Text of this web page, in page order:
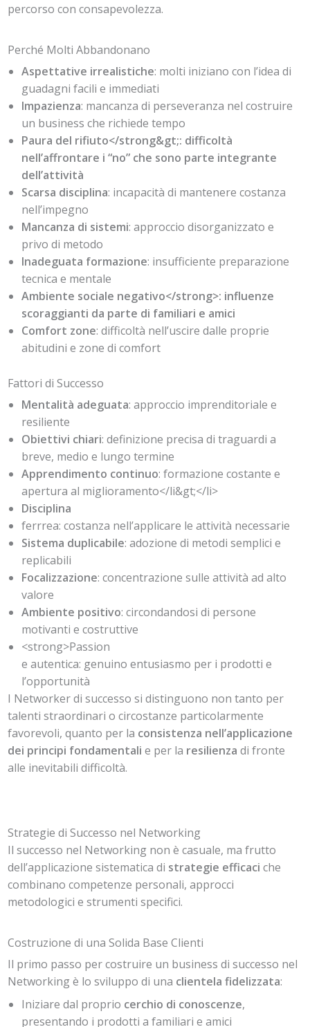
percorso con consapevolezza.
Perché Molti Abbandonano
Aspettative irrealistiche: molti iniziano con l’idea di
guadagni facili e immediati
Impazienza: mancanza di perseveranza nel costruire
un business che richiede tempo
Paura del rifiuto</strong&gt;: difficoltà
nell’affrontare i “no” che sono parte integrante
dell’attività
Scarsa disciplina: incapacità di mantenere costanza
nell’impegno
Mancanza di sistemi: approccio disorganizzato e
privo di metodo
Inadeguata formazione: insufficiente preparazione
tecnica e mentale
Ambiente sociale negativo</strong>: influenze
scoraggianti da parte di familiari e amici
Comfort zone: difficoltà nell’uscire dalle proprie
abitudini e zone di comfort
Fattori di Successo
Mentalità adeguata: approccio imprenditoriale e
resiliente
Obiettivi chiari: definizione precisa di traguardi a
breve, medio e lungo termine
Apprendimento continuo: formazione costante e
apertura al miglioramento</li&gt;</li>
Disciplina
ferrrea: costanza nell’applicare le attività necessarie
Sistema duplicabile: adozione di metodi semplici e
replicabili
Focalizzazione: concentrazione sulle attività ad alto
valore
Ambiente positivo: circondandosi di persone
motivanti e costruttive
<strong>Passion
e autentica: genuino entusiasmo per i prodotti e
l’opportunità
I Networker di successo si distinguono non tanto per
talenti straordinari o circostanze particolarmente
favorevoli, quanto per la consistenza nell’applicazione
dei principi fondamentali e per la resilienza di fronte
alle inevitabili difficoltà.
Strategie di Successo nel Networking
Il successo nel Networking non è casuale, ma frutto
dell’applicazione sistematica di strategie efficaci che
combinano competenze personali, approcci
metodologici e strumenti specifici.
Costruzione di una Solida Base Clienti
Il primo passo per costruire un business di successo nel
Networking è lo sviluppo di una clientela fidelizzata:
Iniziare dal proprio cerchio di conoscenze,
presentando i prodotti a familiari e amici